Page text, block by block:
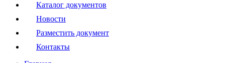
Каталог документов
Новости
Разместить документ
Контакты